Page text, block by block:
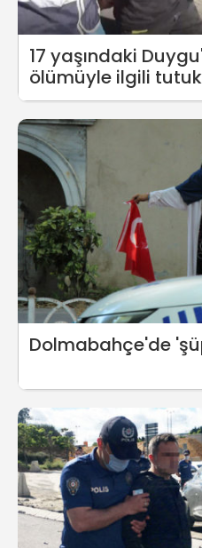
17 yaşındaki
ölümüyle ilgili
ifadesi ortaya çıktı
Dolmabahçe'de